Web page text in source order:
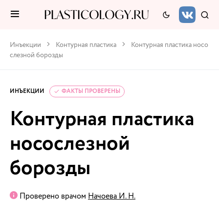
Инъекции Контурная пластика
Контурная пластика носо
слезной борозды
ИНЪЕКЦИИ ФАКТЫ ПРОВЕРЕНЫ
Контурная пластика
носослезной
борозды
Проверено врачом Начоева И. Н.